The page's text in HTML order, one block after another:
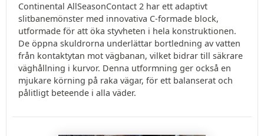
Continental AllSeasonContact 2 har ett adaptivt
slitbanemönster med innovativa C-formade block,
utformade för att öka styvheten i hela konstruktionen.
De öppna skuldrorna underlättar bortledning av vatten
från kontaktytan mot vägbanan, vilket bidrar till säkrare
väghållning i kurvor. Denna utformning ger också en
mjukare körning på raka vägar, för ett balanserat och
pålitligt beteende i alla väder.